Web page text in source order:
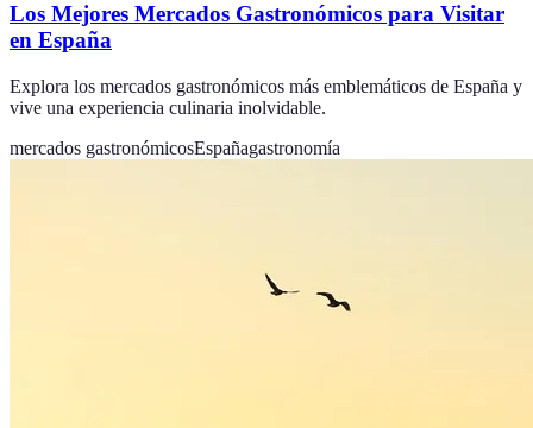
Los Mejores Mercados Gastronómicos para Visitar
en España
Explora los mercados gastronómicos más emblemáticos de España y
vive una experiencia culinaria inolvidable.
mercados gastronómicosEspañagastronomía